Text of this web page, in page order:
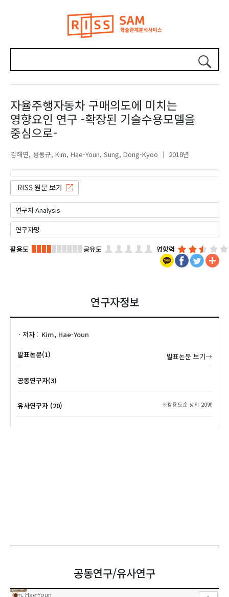
자율주행자동차 구매의도에 미치는
영향요인 연구 -확장된 기술수용모델을
중심으로-
김해연 성동규 Kim, Hae-Youn Sung, Dong-Kyoo 2018년
활용도 공유도 영향력
연구자정보
저자 Kim, Hae-Youn
발표논문(1) 발표논문 보기→
공동연구자(3)
유사연구자 (20) ※활용도순 상위 20명
공동연구/유사연구
Kim, Hae-Youn
성동규
공동연구